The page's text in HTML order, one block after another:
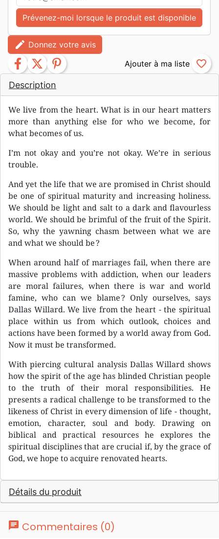
Description
We live from the heart. What is in our heart matters
more than anything else for who we become, for
what becomes of us.
I’m not okay and you’re not okay. We’re in serious
trouble.
And yet the life that we are promised in Christ should
be one of spiritual maturity and increasing holiness.
We should be light and salt to a dark and flavourless
world. We should be brimful of the fruit of the Spirit.
So, why the yawning chasm between what we are
and what we should be ?
When around half of marriages fail, when there are
massive problems with addiction, when our leaders
are moral failures, when there is war and world
famine, who can we blame ? Only ourselves, says
Dallas Willard. We live from the heart - the spiritual
place within us from which outlook, choices and
actions have been formed by a world away from God.
Now it must be transformed.
With piercing cultural analysis Dallas Willard shows
how the spirit of the age has blinded Christian people
to the truth of their moral responsibilities. He
presents a radical challenge to be transformed to the
likeness of Christ in every dimension of life - thought,
emotion, character, soul and body. Drawing on
biblical and practical resources he explores the
spiritual disciplines that are crucial if, by the grace of
God, we hope to acquire renovated hearts.
Détails du produit
Prévenez-moi lorsque le produit est disponible
edit Donnez votre avis
facebook twitter pinterest favorite_border
chat Commentaires (0)